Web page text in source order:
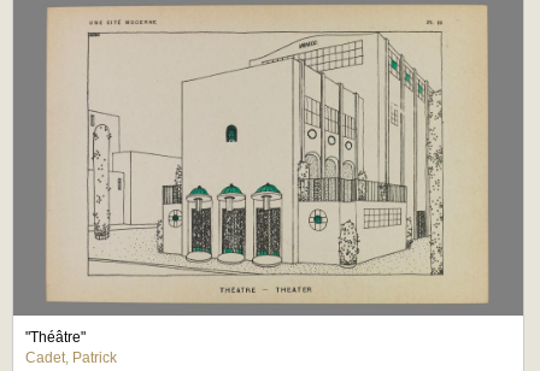
"Théâtre"
Cadet, Patrick